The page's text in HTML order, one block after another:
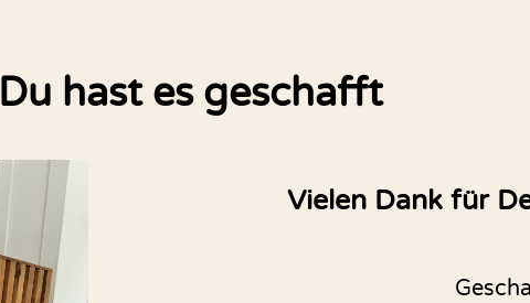
Du hast es geschafft
Vielen Dank für